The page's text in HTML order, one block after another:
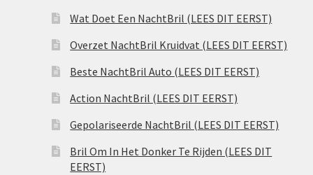
Wat Doet Een NachtBril (LEES DIT EERST)
Overzet NachtBril Kruidvat (LEES DIT EERST)
Beste NachtBril Auto (LEES DIT EERST)
Action NachtBril (LEES DIT EERST)
Gepolariseerde NachtBril (LEES DIT EERST)
Bril Om In Het Donker Te Rijden (LEES DIT
EERST)